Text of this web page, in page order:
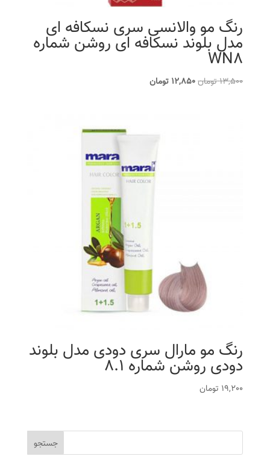
رنگ مو والانسی سری نسکافه ای
مدل بلوند نسکافه ای روشن شماره
WN8
13,500تومانقیمت
12,850 تومانقیمت
رنگ مو مارال سری دودی مدل بلوند
دودی روشن شماره 8.1
19,200 تومان